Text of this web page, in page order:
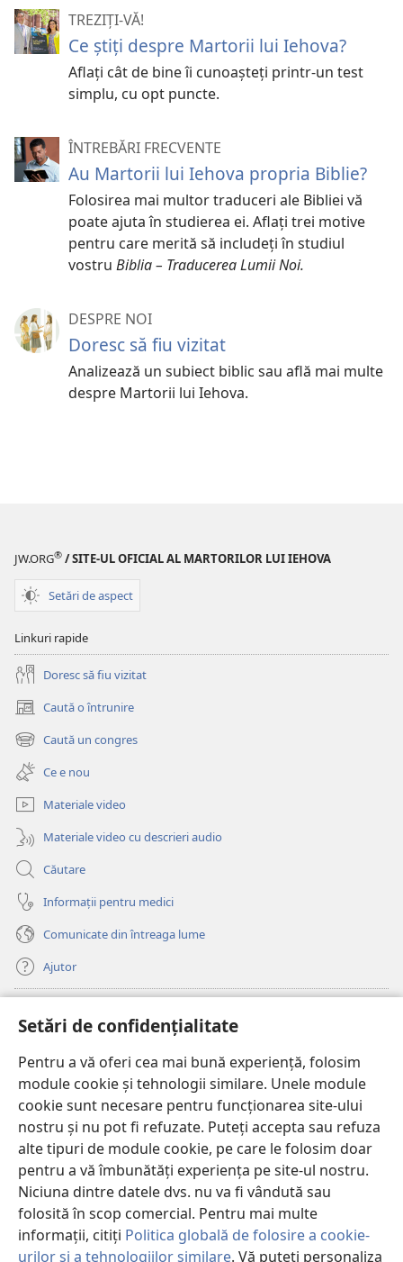
Setări de confidențialitate
Pentru a vă oferi cea mai bună experiență, folosim
module cookie și tehnologii similare. Unele module
cookie sunt necesare pentru funcționarea site-ului
nostru și nu pot fi refuzate. Puteți accepta sau refuza
alte tipuri de module cookie, pe care le folosim doar
pentru a vă îmbunătăți experiența pe site-ul nostru.
Niciuna dintre datele dvs. nu va fi vândută sau
folosită în scop comercial. Pentru mai multe
informații, citiți Politica globală de folosire a cookie-
urilor și a tehnologiilor similare. Vă puteți personaliza
TREZIȚI-VĂ!
Ce știți despre Martorii lui Iehova?
Aflați cât de bine îi cunoașteți printr-un test
simplu, cu opt puncte.
ÎNTREBĂRI FRECVENTE
Au Martorii lui Iehova propria Biblie?
Folosirea mai multor traduceri ale Bibliei vă
poate ajuta în studierea ei. Aflați trei motive
pentru care merită să includeți în studiul
vostru Biblia – Traducerea Lumii Noi.
DESPRE NOI
Doresc să fiu vizitat
Analizează un subiect biblic sau află mai multe
despre Martorii lui Iehova.
JW.ORG® / SITE-UL OFICIAL AL MARTORILOR LUI IEHOVA
Setări de aspect
Linkuri rapide
Doresc să fiu vizitat
Caută o întrunire
(se
deschide
o
fereastră
nouă)
Caută un congres
(se
deschide
o
fereastră
nouă)
Ce e nou
Materiale video
Materiale video cu descrieri audio
Căutare
Informații pentru medici
Comunicate din întreaga lume
Ajutor
(se
deschide
o
fereastră
nouă)
Watchtower – BIBLIOTECĂ ONLINE™
(se
deschide
o
fereastră
JW Hub ®
(se
deschide
o
fereastră
nouă)
JW Library®
Watchtower Library